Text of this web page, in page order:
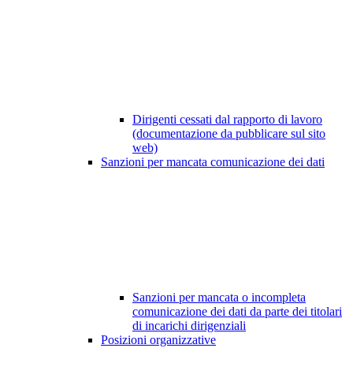
Dirigenti cessati dal rapporto di lavoro
(documentazione da pubblicare sul sito
web)
Sanzioni per mancata comunicazione dei dati
Sanzioni per mancata o incompleta
comunicazione dei dati da parte dei titolari
di incarichi dirigenziali
Posizioni organizzative